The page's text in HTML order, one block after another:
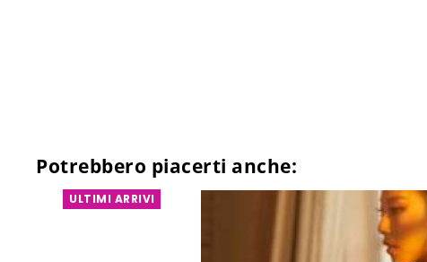
Potrebbero piacerti anche:
ULTIMI ARRIVI